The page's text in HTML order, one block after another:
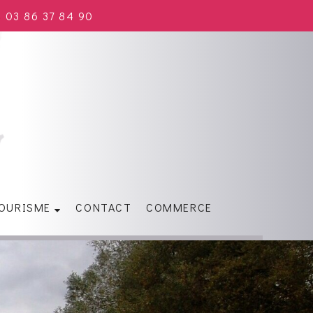
03 86 37 84 90
CONTACT COMMERCE